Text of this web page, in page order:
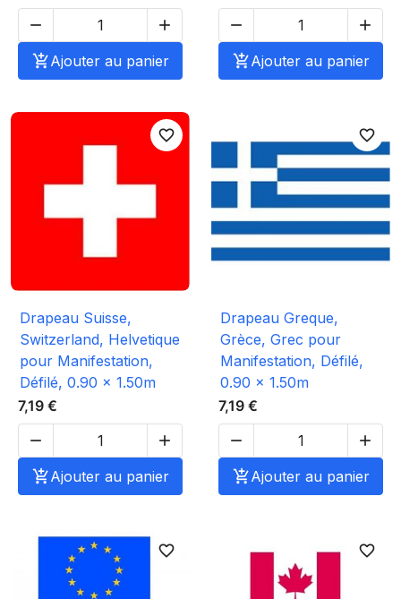


Ajouter au panier


Ajouter au panier
favorite_border
Drapeau Suisse,
Switzerland, Helvetique
pour Manifestation,
Défilé, 0.90 x 1.50m
7,19 €


Ajouter au panier
favorite_border
Drapeau Greque,
Grèce, Grec pour
Manifestation, Défilé,
0.90 x 1.50m
7,19 €


Ajouter au panier
favorite_border favorite_border